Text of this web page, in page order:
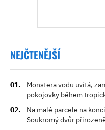
NEJČTENĚJŠÍ
Monstera vodu uvítá,
pokojovky během
Na malé parcele na
Soukromý dvůr